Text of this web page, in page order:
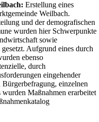
Erstellung eines
Weilbach.
und der demografischen
wurden hier Schwerpunkte
sowie
Aufgrund eines durch
ebenso
durch
eingehender
einzelnen
Maßnahmen erarbeitet